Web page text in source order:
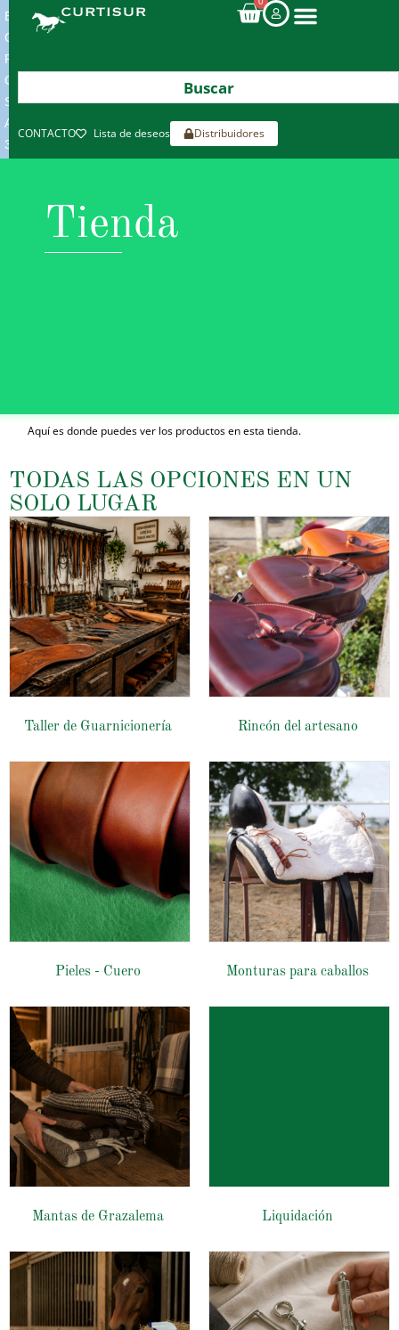
ENVIOS
GRATIS
POR
COMPRAS
SUPERIORES
A
300€*
CONTACTO Lista de deseos Distribuidores
Tienda
Aquí es donde puedes ver los productos en esta tienda.
TODAS LAS OPCIONES EN UN
SOLO LUGAR
Taller de Guarnicionería Rincón del artesano
Pieles - Cuero Monturas para caballos
Mantas de Grazalema Liquidación